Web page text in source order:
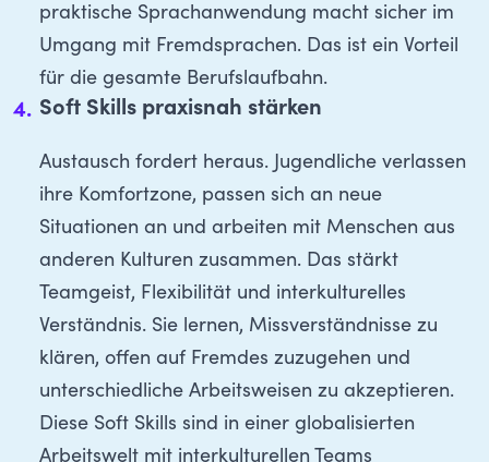
praktische Sprachanwendung macht sicher im
Umgang mit Fremdsprachen. Das ist ein Vorteil
für die gesamte Berufslaufbahn.
Soft Skills praxisnah stärken
Austausch fordert heraus. Jugendliche verlassen
ihre Komfortzone, passen sich an neue
Situationen an und arbeiten mit Menschen aus
anderen Kulturen zusammen. Das stärkt
Teamgeist, Flexibilität und interkulturelles
Verständnis. Sie lernen, Missverständnisse zu
klären, offen auf Fremdes zuzugehen und
unterschiedliche Arbeitsweisen zu akzeptieren.
Diese Soft Skills sind in einer globalisierten
Arbeitswelt mit interkulturellen Teams